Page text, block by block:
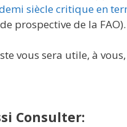
siècle critique en
prospective de la FAO).
vous sera utile, à
Consulter: